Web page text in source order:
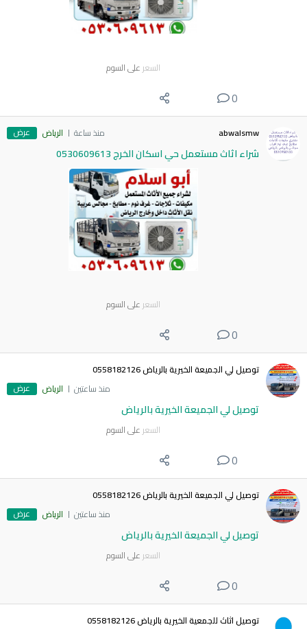
السعر على السوم
0
abwalsmw منذ ساعة الرياض عرض
شراء اثاث مستعمل حي اسكان الخرج 0530609613
السعر على السوم
0
توصيل لي الجميعة الخيرية بالرياض 0558182126
منذ ساعتين
الرياض عرض
توصيل لي الجميعة الخيرية بالرياض
السعر على السوم
0
توصيل لي الجميعة الخيرية بالرياض 0558182126
منذ ساعتين
الرياض عرض
توصيل لي الجميعة الخيرية بالرياض
السعر على السوم
0
توصيل اثاث للجمعية الخيرية بالرياض 0558182126